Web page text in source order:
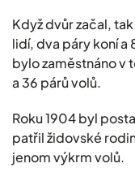
Když dvůr začal,
lidí, dva páry koní a
bylo zaměstnáno v
a 36 párů volů.
Roku 1904 byl
patřil židovské
jenom výkrm volů.